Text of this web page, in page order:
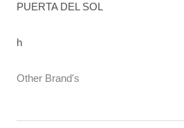
PUERTA DEL SOL
h
Other Brand's